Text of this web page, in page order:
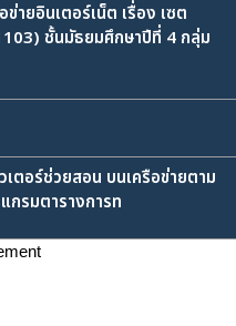
ายอินเตอร์เน็ต เรื่อง เซต
ชั้นมัธยมศึกษาปีที่ 4 กลุ่ม
ตอร์ช่วยสอน บนเครือข่ายตาม
กรมตารางการท